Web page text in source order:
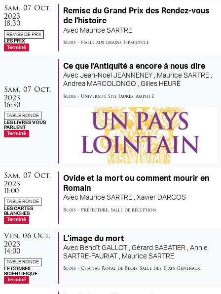
samedi
Sam. 07 octobre
Oct.
2023
18:30
REMISE DE PRIX
LES PRIX
Terminé
Remise du Grand Prix des Rendez-vous
de l'histoire
Avec Maurice SARTRE
Blois • Halle aux grains, Hémicycle
samedi
Sam. 07 octobre
Oct.
2023
16:30
TABLE RONDE
LES LIVRES VOUS
PARLENT
Terminé
Ce que l'Antiquité a encore à nous dire
Avec Jean-Noël JEANNENEY , Maurice SARTRE ,
Andrea MARCOLONGO , Gilles HEURÉ
Blois • Université Site Jaurès, Amphi 2
samedi
Sam. 07 octobre
Oct.
2023
11:00
TABLE RONDE
LES CARTES
BLANCHES
Terminé
Ovide et la mort ou comment mourir en
Romain
Avec Maurice SARTRE , Xavier DARCOS
Blois • Préfecture, Salle de réception
vendredi
Ven. 06 octobre
Oct.
2023
14:00
TABLE RONDE
LE CONSEIL
SCIENTIFIQUE
Terminé
L’image du mort
Avec Benoît GALLOT , Gérard SABATIER , Annie
SARTRE-FAURIAT , Maurice SARTRE
Blois • Château Royal de Blois, Salle des États Généraux